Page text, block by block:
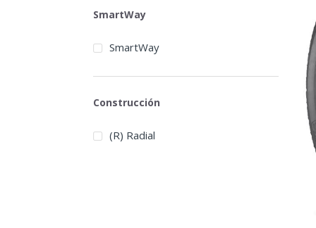
SmartWay
SmartWay
Construcción
(R) Radial